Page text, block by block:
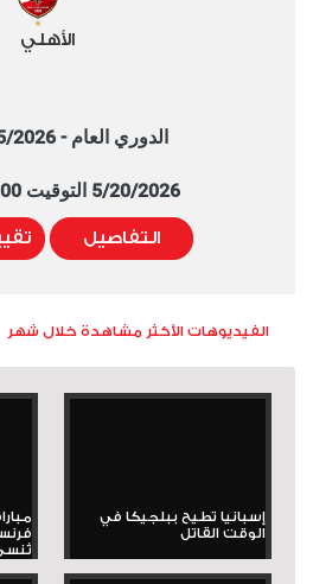
الأهلي
الدوري العام - 2025/2026
5/20/2026 التوقيت 8:00 PM
التفاصيل
الفيديوهات الأكثر مشاهدة خلال شهر
إسبانيا تطيح ببلجيكا في
الوقت القاتل